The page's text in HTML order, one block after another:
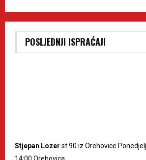
POSLJEDNJI ISPRAĆAJI
Stjepan Lozer st.90 iz Orehovice
14:00 Orehovica